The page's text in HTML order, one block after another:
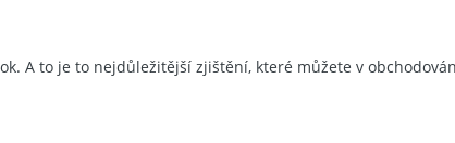
A to je to nejdůležitější zjištění, které můžete v